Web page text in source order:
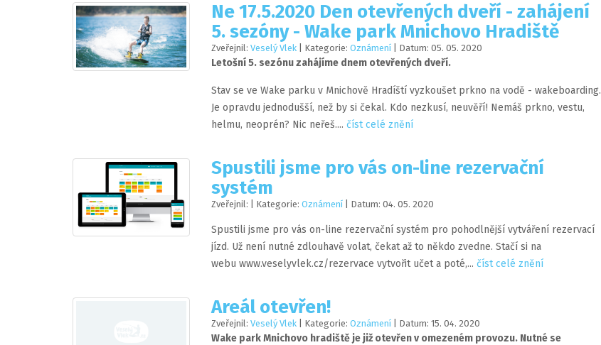
Ne 17.5.2020 Den otevřených dveří - zahájení
5. sezóny - Wake park Mnichovo Hradiště
Zveřejnil: Veselý Vlek | Kategorie: Oznámení | Datum: 05. 05. 2020
Letošní 5. sezónu zahájíme dnem otevřených dveří.
Stav se ve Wake parku v Mnichově Hradíští vyzkoušet prkno na vodě - wakeboarding.
Je opravdu jednodušší, než by si čekal. Kdo nezkusí, neuvěří! Nemáš prkno, vestu,
helmu, neoprén? Nic neřeš.... číst celé znění
Spustili jsme pro vás on-line rezervační
systém
Zveřejnil: | Kategorie: Oznámení | Datum: 04. 05. 2020
Spustili jsme pro vás on-line rezervační systém pro pohodlnější vytváření rezervací
jízd. Už není nutné zdlouhavě volat, čekat až to někdo zvedne. Stačí si na
webu www.veselyvlek.cz/rezervace vytvořit učet a poté,... číst celé znění
Areál otevřen!
Zveřejnil: Veselý Vlek | Kategorie: Oznámení | Datum: 15. 04. 2020
Wake park Mnichovo hradiště je již otevřen v omezeném provozu. Nutné se